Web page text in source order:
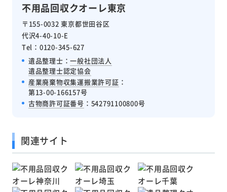
不用品回収クオーレ東京
〒155-0032 東京都世田谷区
代沢4-40-10-E
Tel：0120-345-627
遺品整理士：一般社団法人
遺品整理士認定協会
産業廃棄物収集運搬業許可証 ：
第13-00-166157号
古物商許可証番号 ：542791100800号
関連サイト